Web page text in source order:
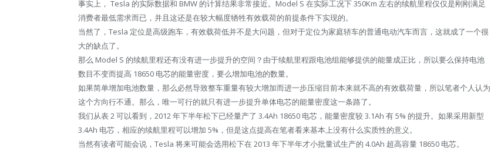
事实上， Tesla 的实际数据和 BMW 的计算结果非常接近。Model S 在实际工况下 350Km 左右的续航里程仅仅是刚刚满足
消费者最低需求而已，并且这还是在较大幅度牺牲有效载荷的前提条件下实现的。
当然了，Tesla 定位是高级跑车，有效载荷低并不是大问题，但对于定位为家庭轿车的普通电动汽车而言，这就成了一个很
大的缺点了。
那么 Model S 的续航里程还有没有进一步提升的空间？由于续航里程跟电池组能够提供的能量成正比，所以要么保持电池
数目不变而提高 18650 电芯的能量密度，要么增加电池的数量。
如果简单增加电池数量，那么必然导致整车重量有较大增加而进一步压缩目前本来就不高的有效载荷量，所以笔者个人认为
这个方向行不通。那么，唯一可行的就只有进一步提升单体电芯的能量密度这一条路了。
我们从表 2 可以看到，2012 年下半年松下已经量产了 3.4Ah 18650 电芯，能量密度较 3.1Ah 有 5% 的提升。如果采用新型
3.4Ah 电芯，相应的续航里程可以增加 5%，但是这点提高在笔者看来基本上没有什么实质性的意义。
当然有读者可能会说，Tesla 将来可能会选用松下在 2013 年下半年才小批量试生产的 4.0Ah 超高容量 18650 电芯。